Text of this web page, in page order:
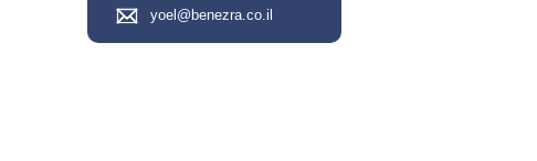
yoel@benezra.co.il